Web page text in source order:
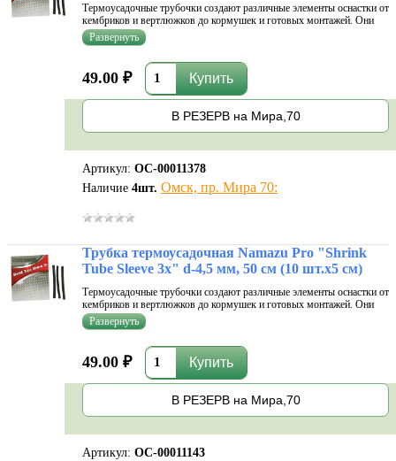
Термоусадочные трубочки создают различные элементы оснастки от
кембриков и вертлюжков до кормушек и готовых монтажей. Они
помогают сделать узлы и различные соединения более прочными.
Еще один плюс - пока разогретая трубка не застыла и не затвердела,
49.00 ₽
В РЕЗЕРВ на Мира,70
Артикул: ОС-00011378
Наличие 4шт. Омск, пр. Мира 70:
Трубка термоусадочная Namazu Pro "Shrink
Tube Sleeve 3x" d-4,5 мм, 50 см (10 шт.х5 см)
Термоусадочные трубочки создают различные элементы оснастки от
кембриков и вертлюжков до кормушек и готовых монтажей. Они
помогают сделать узлы и различные соединения более прочными.
Еще один плюс - пока разогретая трубка не застыла и не затвердела,
49.00 ₽
В РЕЗЕРВ на Мира,70
Артикул: ОС-00011143